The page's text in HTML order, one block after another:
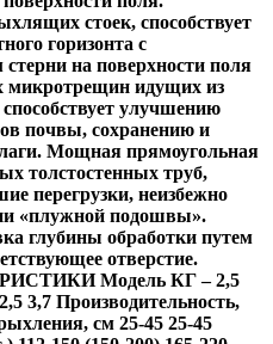
стоек, способствует
горизонта с
на поверхности поля
микротрещин идущих из
улучшению
почвы, сохранению и
Мощная прямоугольная
толстостенных труб,
перегрузки, неизбежно
«плужной подошвы».
глубины обработки путем
отверстие.
Модель КГ – 2,5
3,7 Производительность,
см 25-45 25-45